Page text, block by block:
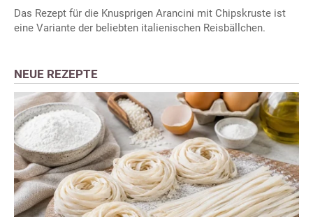
Das Rezept für die Knusprigen Arancini mit Chipskruste ist
eine Variante der beliebten italienischen Reisbällchen.
NEUE REZEPTE